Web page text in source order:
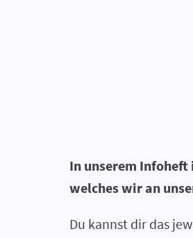
In unserem
welches wir an
Du kannst dir das